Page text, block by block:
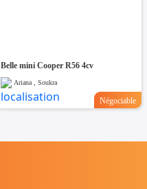
Belle mini Cooper R56 4cv
Ariana , Soukra
Négociable